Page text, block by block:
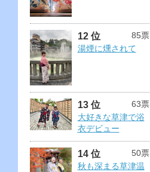
12 位
85票
湯煙に燻されて
13 位
63票
大好きな草津で浴
衣デビュー
14 位
50票
秋も深まる草津温